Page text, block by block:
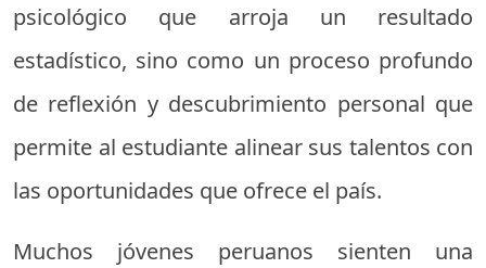
psicológico que arroja un resultado
estadístico, sino como un proceso profundo
de reflexión y descubrimiento personal que
permite al estudiante alinear sus talentos con
las oportunidades que ofrece el país.
Muchos jóvenes peruanos sienten una